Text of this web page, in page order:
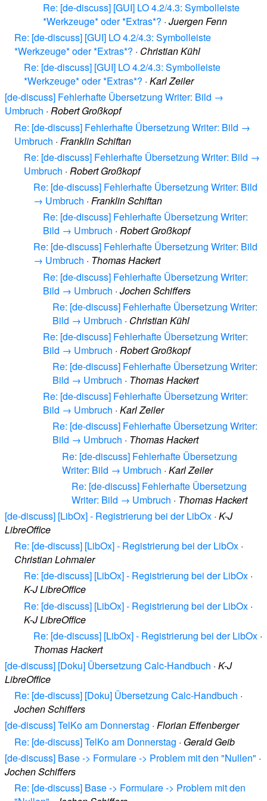
Re: [de-discuss] [GUI] LO 4.2/4.3: Symbolleiste
*Werkzeuge* oder *Extras*? · Juergen Fenn
Re: [de-discuss] [GUI] LO 4.2/4.3: Symbolleiste
*Werkzeuge* oder *Extras*? · Christian Kühl
Re: [de-discuss] [GUI] LO 4.2/4.3: Symbolleiste
*Werkzeuge* oder *Extras*? · Karl Zeiler
[de-discuss] Fehlerhafte Übersetzung Writer: Bild →
Umbruch · Robert Großkopf
Re: [de-discuss] Fehlerhafte Übersetzung Writer: Bild →
Umbruch · Franklin Schiftan
Re: [de-discuss] Fehlerhafte Übersetzung Writer: Bild →
Umbruch · Robert Großkopf
Re: [de-discuss] Fehlerhafte Übersetzung Writer: Bild
→ Umbruch · Franklin Schiftan
Re: [de-discuss] Fehlerhafte Übersetzung Writer:
Bild → Umbruch · Robert Großkopf
Re: [de-discuss] Fehlerhafte Übersetzung Writer: Bild
→ Umbruch · Thomas Hackert
Re: [de-discuss] Fehlerhafte Übersetzung Writer:
Bild → Umbruch · Jochen Schiffers
Re: [de-discuss] Fehlerhafte Übersetzung Writer:
Bild → Umbruch · Christian Kühl
Re: [de-discuss] Fehlerhafte Übersetzung Writer:
Bild → Umbruch · Robert Großkopf
Re: [de-discuss] Fehlerhafte Übersetzung Writer:
Bild → Umbruch · Thomas Hackert
Re: [de-discuss] Fehlerhafte Übersetzung Writer:
Bild → Umbruch · Karl Zeiler
Re: [de-discuss] Fehlerhafte Übersetzung Writer:
Bild → Umbruch · Thomas Hackert
Re: [de-discuss] Fehlerhafte Übersetzung
Writer: Bild → Umbruch · Karl Zeiler
Re: [de-discuss] Fehlerhafte Übersetzung
Writer: Bild → Umbruch · Thomas Hackert
[de-discuss] [LibOx] - Registrierung bei der LibOx · K-J
LibreOffice
Re: [de-discuss] [LibOx] - Registrierung bei der LibOx ·
Christian Lohmaier
Re: [de-discuss] [LibOx] - Registrierung bei der LibOx ·
K-J LibreOffice
Re: [de-discuss] [LibOx] - Registrierung bei der LibOx ·
K-J LibreOffice
Re: [de-discuss] [LibOx] - Registrierung bei der LibOx ·
Thomas Hackert
[de-discuss] [Doku] Übersetzung Calc-Handbuch · K-J
LibreOffice
Re: [de-discuss] [Doku] Übersetzung Calc-Handbuch ·
Jochen Schiffers
[de-discuss] TelKo am Donnerstag · Florian Effenberger
Re: [de-discuss] TelKo am Donnerstag · Gerald Geib
[de-discuss] Base -> Formulare -> Problem mit den "Nullen" ·
Jochen Schiffers
Re: [de-discuss] Base -> Formulare -> Problem mit den